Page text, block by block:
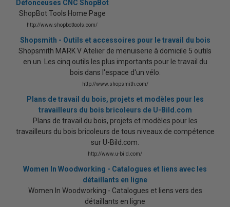
Défonceuses CNC ShopBot
ShopBot Tools Home Page
http://www.shopbottools.com/
Shopsmith - Outils et accessoires pour le travail du bois
Shopsmith MARK V Atelier de menuiserie à domicile 5 outils
en un. Les cinq outils les plus importants pour le travail du
bois dans l'espace d'un vélo.
http://www.shopsmith.com/
Plans de travail du bois, projets et modèles pour les
travailleurs du bois bricoleurs de U-Bild.com
Plans de travail du bois, projets et modèles pour les
travailleurs du bois bricoleurs de tous niveaux de compétence
sur U-Bild.com.
http://www.u-bild.com/
Women In Woodworking - Catalogues et liens avec les
détaillants en ligne
Women In Woodworking - Catalogues et liens vers des
détaillants en ligne